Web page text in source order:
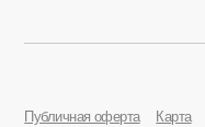
Публичная оферта
Карта